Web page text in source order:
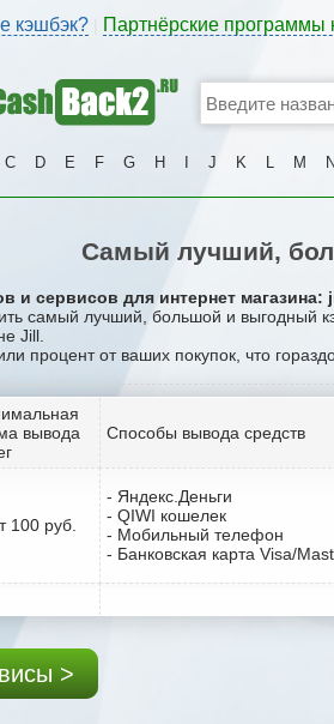
кэшбэк? Партнёрские программы
C D E F G H J K L M N
Самый лучший,
и сервисов для интернет магазина:
самый лучший, большой и выгодный
Jill.
процент от ваших покупок, что
вывода
Способы вывода средств
100 руб.
- Яндекс.Деньги
- QIWI кошелек
- Мобильный телефон
- Банковская карта Visa/
>